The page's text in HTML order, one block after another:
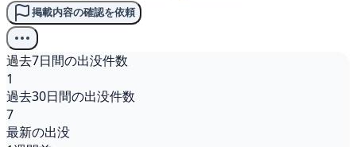
掲載内容の確認を依頼
過去7日間の出没件数
1
過去30日間の出没件数
7
最新の出没